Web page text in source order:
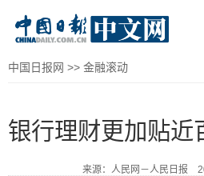
中国日报网 >> 金融滚动
银行理财更加贴近
来源：人民网－人民日报